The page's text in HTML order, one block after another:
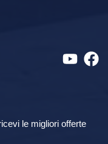
le migliori offerte